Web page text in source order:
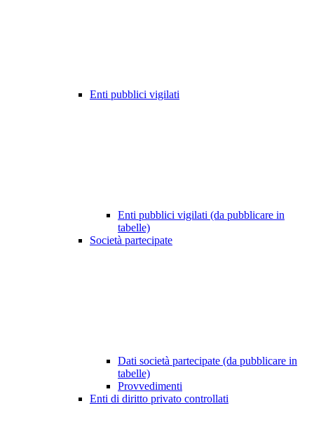
Enti pubblici vigilati
Enti pubblici vigilati (da pubblicare in
tabelle)
Società partecipate
Dati società partecipate (da pubblicare in
tabelle)
Provvedimenti
Enti di diritto privato controllati